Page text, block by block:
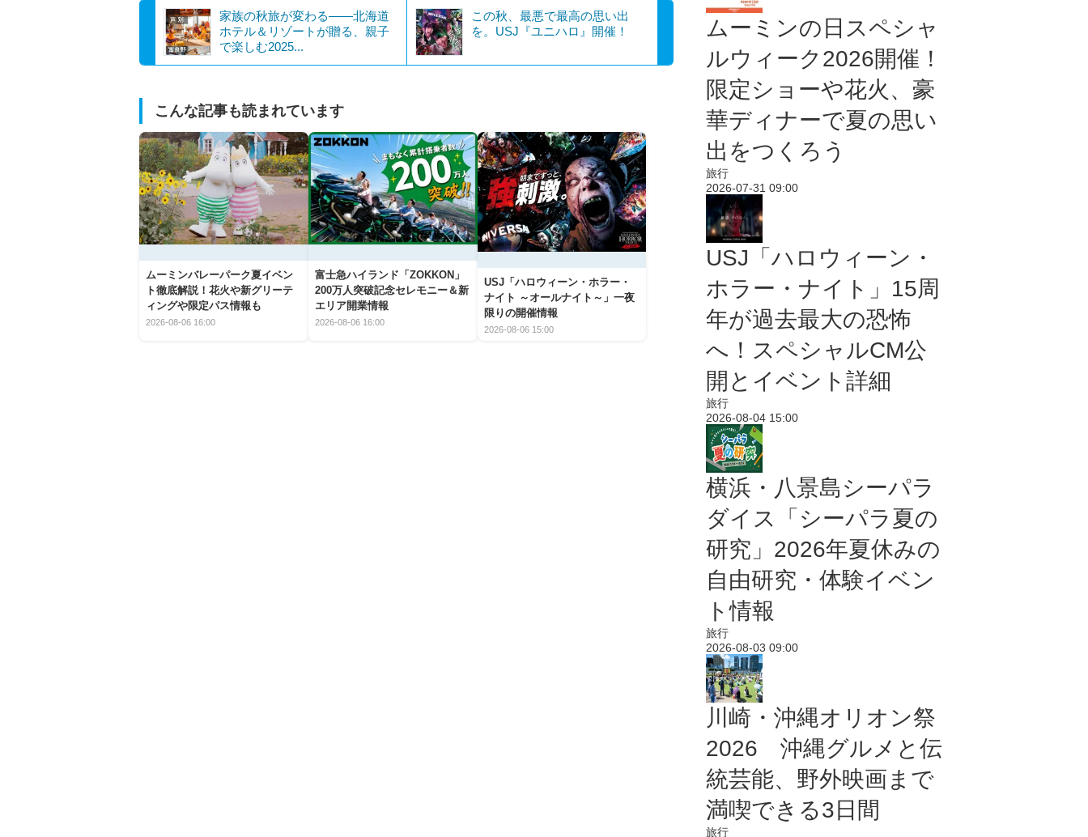
家族の秋旅が変わる——北海道
ホテル＆リゾートが贈る、親子
で楽しむ2025...
この秋、最悪で最高の思い出
を。USJ『ユニハロ』開催！
こんな記事も読まれています
ムーミンバレーパーク夏イベン
ト徹底解説！花火や新グリーテ
ィングや限定パス情報も
2026-08-06 16:00
富士急ハイランド「ZOKKON」
200万人突破記念セレモニー＆新
エリア開業情報
2026-08-06 16:00
USJ「ハロウィーン・ホラー・
ナイト ～オールナイト～」一夜
限りの開催情報
2026-08-06 15:00
ムーミンの日スペシャ
ルウィーク2026開催！
限定ショーや花火、豪
華ディナーで夏の思い
出をつくろう
旅行
2026-07-31 09:00
USJ「ハロウィーン・
ホラー・ナイト」15周
年が過去最大の恐怖
へ！スペシャルCM公
開とイベント詳細
旅行
2026-08-04 15:00
横浜・八景島シーパラ
ダイス「シーパラ夏の
研究」2026年夏休みの
自由研究・体験イベン
ト情報
旅行
2026-08-03 09:00
川崎・沖縄オリオン祭
2026 沖縄グルメと伝
統芸能、野外映画まで
満喫できる3日間
旅行